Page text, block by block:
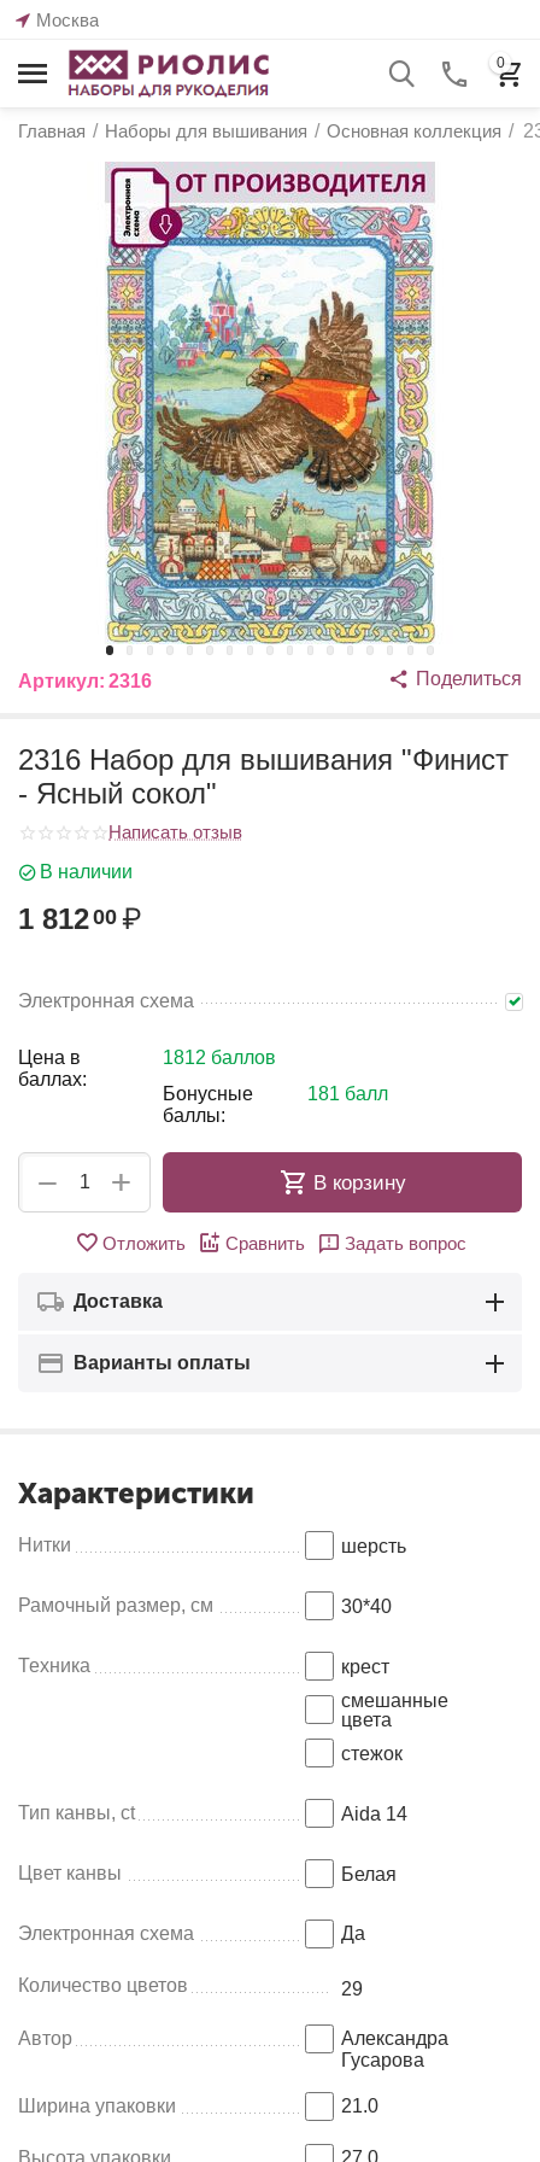
Москва
0
Главная / Наборы для вышивания / Основная коллекция /
Артикул: 2316 Поделиться
2316 Набор для вышивания "Финист
- Ясный сокол"
Написать отзыв
В наличии
1 81200 ₽
Электронная схема
Цена в
баллах:
1812 баллов
Бонусные
баллы:
181 балл
+
− В корзину
Отложить Сравнить Задать вопрос
Доставка
Варианты оплаты
Характеристики
Нитки шерсть
Рамочный размер, см 30*40
Техника
крест
смешанные
цвета
стежок
Тип канвы, ct Aida 14
Цвет канвы Белая
Электронная схема Да
Количество цветов 29
Автор
Александра
Гусарова
Ширина упаковки 21.0
Высота упаковки 27.0